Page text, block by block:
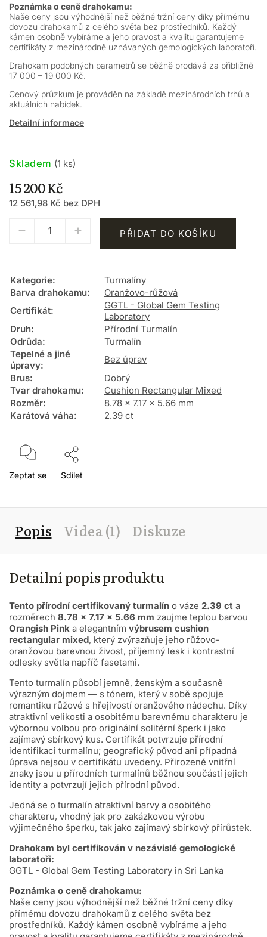
Poznámka o ceně drahokamu:
Naše ceny jsou výhodnější než běžné tržní ceny díky přímému
dovozu drahokamů z celého světa bez prostředníků. Každý
kámen osobně vybíráme a jeho pravost a kvalitu garantujeme
certifikáty z mezinárodně uznávaných gemologických laboratoří.
Drahokam podobných parametrů se běžně prodává za přibližně
17 000 – 19 000 Kč.
Cenový průzkum je prováděn na základě mezinárodních trhů a
aktuálních nabídek.
Detailní informace
15 200 Kč
12 561,98 Kč bez DPH
Skladem (1 ks)
PŘIDAT DO KOŠÍKU
Kategorie:
Turmalíny
Barva drahokamu:
Oranžovo-růžová
Certifikát:
GGTL - Global Gem Testing
Laboratory
Druh:
Přírodní Turmalín
Odrůda:
Turmalín
Tepelné a jiné
úpravy:
Bez úprav
Brus:
Dobrý
Tvar drahokamu:
Cushion Rectangular Mixed
Rozměr:
8.78 x 7.17 x 5.66 mm
Karátová váha: 2.39 ct
Zeptat se Sdílet
Popis Videa (1) Diskuze
Detailní popis produktu
Tento přírodní certifikovaný turmalín o váze 2.39 ct a
rozměrech 8.78 × 7.17 × 5.66 mm zaujme teplou barvou
Orangish Pink a elegantním výbrusem cushion
rectangular mixed, který zvýrazňuje jeho růžovo-
oranžovou barevnou živost, příjemný lesk i kontrastní
odlesky světla napříč fasetami.
Tento turmalín působí jemně, ženským a současně
výrazným dojmem — s tónem, který v sobě spojuje
romantiku růžové s hřejivostí oranžového nádechu. Díky
atraktivní velikosti a osobitému barevnému charakteru je
výbornou volbou pro originální solitérní šperk i jako
zajímavý sbírkový kus. Certifikát potvrzuje přírodní
identifikaci turmalínu; geografický původ ani případná
úprava nejsou v certifikátu uvedeny. Přirozené vnitřní
znaky jsou u přírodních turmalínů běžnou součástí jejich
identity a potvrzují jejich přírodní původ.
Jedná se o turmalín atraktivní barvy a osobitého
charakteru, vhodný jak pro zakázkovou výrobu
výjimečného šperku, tak jako zajímavý sbírkový přírůstek.
Drahokam byl certifikován v nezávislé gemologické
laboratoři:
GGTL - Global Gem Testing Laboratory in Sri Lanka
Poznámka o ceně drahokamu:
Naše ceny jsou výhodnější než běžné tržní ceny díky
přímému dovozu drahokamů z celého světa bez
prostředníků. Každý kámen osobně vybíráme a jeho